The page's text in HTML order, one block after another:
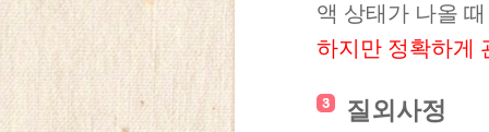
액 상태가 나올
하지만 정확하게
질외사정